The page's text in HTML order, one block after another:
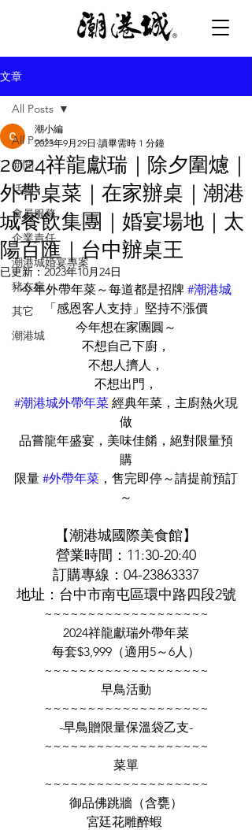
文章
All Posts
新聞
活動
會員服務
企業責任
潮港城婚宴專案
豬在瘋
其它
潮港城
All Posts
2024祥龍獻瑞｜除夕圍爈｜
外帶桌菜｜在家辦桌｜潮港
城餐飲集團｜婚宴場地｜太
陽百匯｜台中辦桌王
潮小編
2023年9月29日 讀畢需時 1 分鐘
已更新：2023年10月24日
今年外帶年菜～每道都是招牌 #潮港城
「感恩客人支持」堅持不漲價
今年想在家團圓～
不想自己下廚，
不想人擠人，
不想出門，
#潮港城外帶年菜 經典年菜，主廚熱火現
做
品嘗龍年盛宴，美味佳餚，絕對限量預
購
限量 #外帶年菜 ，售完即停～請提前預訂
～
【潮港城國際美食館】
營業時間：11:30-20:40
訂購專線：04-23863337
地址：台中市南屯區環中路四段2號
~~~~~~~~~~~~~~~~~~~
2024祥龍獻瑞外帶年菜
每套$3,999（適用5～6人）
~~~~~~~~~~~~~~~~~~~
早鳥活動
~~~~~~~~~~~~~~~~~~~
-早鳥贈限量保溫袋乙支-
~~~~~~~~~~~~~~~~~~~
菜單
~~~~~~~~~~~~~~~~~~~
御品佛跳牆（含甕）
宮廷花雕醉蝦